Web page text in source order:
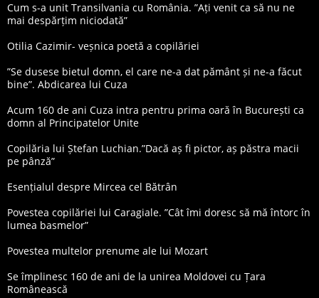
Cum s-a unit Transilvania cu România. ”Ați venit ca să nu ne
mai despărțim niciodată”
Otilia Cazimir- veșnica poetă a copilăriei
”Se dusese bietul domn, el care ne-a dat pământ și ne-a făcut
bine”. Abdicarea lui Cuza
Acum 160 de ani Cuza intra pentru prima oară în București ca
domn al Principatelor Unite
Copilăria lui Ștefan Luchian.”Dacă aș fi pictor, aș păstra macii
pe pânză”
Esențialul despre Mircea cel Bătrân
Povestea copilăriei lui Caragiale. ”Cât îmi doresc să mă întorc în
lumea basmelor”
Povestea multelor prenume ale lui Mozart
Se împlinesc 160 de ani de la unirea Moldovei cu Țara
Românească